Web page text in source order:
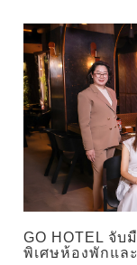
GO HOTEL จั
พิเศษห้องพักแล